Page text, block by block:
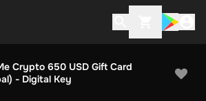
Crypto 650 USD Gift Card
- Digital Key